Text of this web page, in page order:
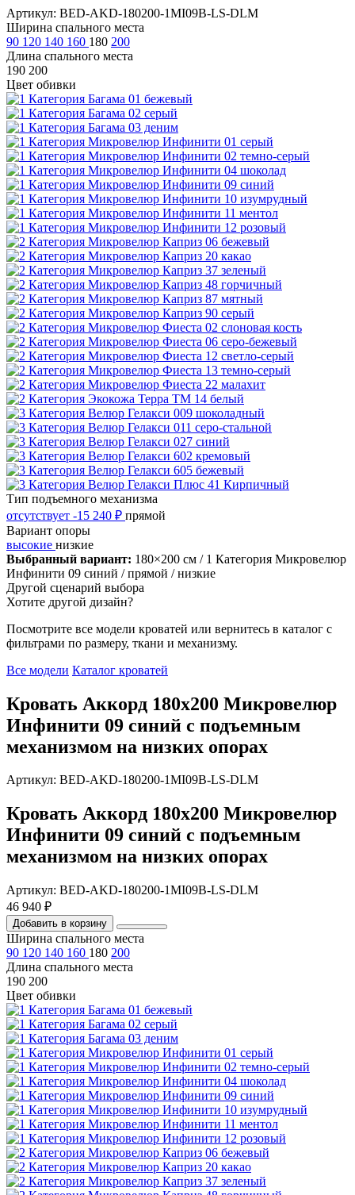
Артикул: BED-AKD-180200-1MI09B-LS-DLM
Ширина спального места
90 120 140 160 180 200
Длина спального места
190 200
Цвет обивки
Тип подъемного механизма
отсутствует -15 240 ₽ прямой
Вариант опоры
высокие низкие
Выбранный вариант: 180×200 см / 1 Категория Микровелюр
Инфинити 09 синий / прямой / низкие
Другой сценарий выбора
Хотите другой дизайн?
Посмотрите все модели кроватей или вернитесь в каталог с
фильтрами по размеру, ткани и механизму.
Все модели Каталог кроватей
Кровать Аккорд 180х200 Микровелюр
Инфинити 09 синий с подъемным
механизмом на низких опорах
Артикул: BED-AKD-180200-1MI09B-LS-DLM
Кровать Аккорд 180х200 Микровелюр
Инфинити 09 синий с подъемным
механизмом на низких опорах
Артикул: BED-AKD-180200-1MI09B-LS-DLM
46 940 ₽
Добавить в корзину
Ширина спального места
90 120 140 160 180 200
Длина спального места
190 200
Цвет обивки